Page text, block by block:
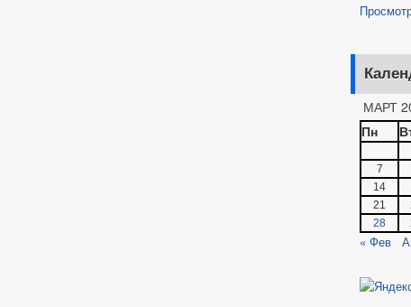
МАРТ
Пн
7
14
21
28
« Фев